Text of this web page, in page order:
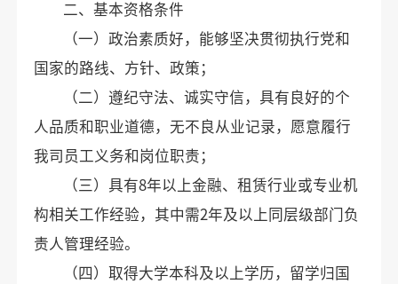
二、基本资格条件
（一）政治素质好，能够坚决贯彻执行党和
国家的路线、方针、政策；
（二）遵纪守法、诚实守信，具有良好的个
人品质和职业道德，无不良从业记录，愿意履行
我司员工义务和岗位职责；
（三）具有8年以上金融、租赁行业或专业机
构相关工作经验，其中需2年及以上同层级部门负
责人管理经验。
（四）取得大学本科及以上学历，留学归国